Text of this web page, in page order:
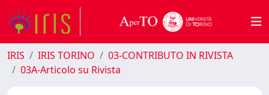
IRIS IRIS TORINO
03-CONTRIBUTO IN RIVISTA
03A-Articolo su Rivista